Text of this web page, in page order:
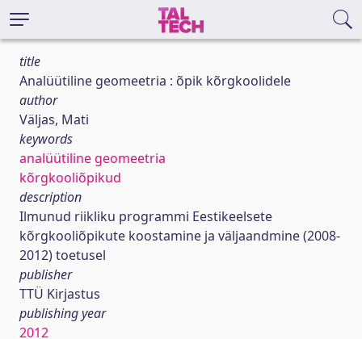
title
Analüütiline geomeetria : õpik kõrgkoolidele
author
Väljas, Mati
keywords
analüütiline geomeetria
kõrgkooliõpikud
description
Ilmunud riikliku programmi Eestikeelsete
kõrgkooliõpikute koostamine ja väljaandmine (2008-
2012) toetusel
publisher
TTÜ Kirjastus
publishing year
2012